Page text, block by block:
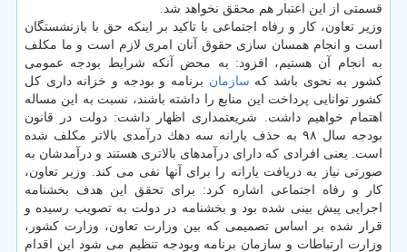
قسمتی از این اعتبار هم محقق نخواهد شد.
وزیر تعاون، كار و رفاه اجتماعی با تاكید بر اینكه حق با بازنشستگان
است و انجام همسان سازی حقوق آنان امری لازم است و ما مكلف
به انجام آن هستیم، افزود: به محض آنكه شرایط بودجه عمومی
كشور به نحوی باشد كه سازمان برنامه و بودجه و خزانه داری كل
كشور توانایی پرداخت این منابع را داشته باشند، نسبت به این مساله
اهتمام خواهیم داشت. شریعتمداری اظهار داشت: دولت در قانون
بودجه سال ۹۸ به حذف یارانه سه دهك درآمدی بالاتر مكلف شده
است. یعنی افرادی كه دارای درآمدهای بالاتری هستند و درآمدشان به
صورتی نیاز به دریافت یارانه را برای آنها نفی می كند. وزیر تعاون،
كار و رفاه اجتماعی اشاره كرد: برای تحقق این هدف بخشنامه
اجرایی پیش بینی شده بود و بخشنامه در دولت به تصویب رسیده و
قرار شده بر اساس تصمیمی كه بین وزارت تعاون، وزارت كشور،
وزارت ارتباطات و سازمان برنامه وبودجه تنظیم می شود این اقدام